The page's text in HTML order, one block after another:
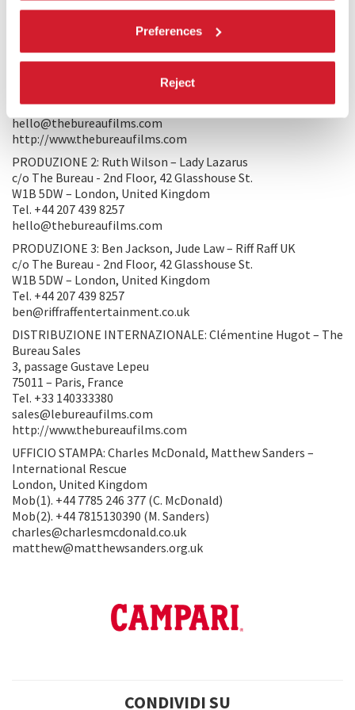
Preferences
Reject
rapporto di una donna con sé stessa.
PRODUZIONE/DISTRIBUZIONE
PRODUZIONE 1: Tristan Goligher – The Bureau
2nd Floor, 42 Glasshouse Street
W1B 5DW – London, United Kingdom
hello@thebureaufilms.com
http://www.thebureaufilms.com
PRODUZIONE 2: Ruth Wilson – Lady Lazarus
c/o The Bureau - 2nd Floor, 42 Glasshouse St.
W1B 5DW – London, United Kingdom
Tel. +44 207 439 8257
hello@thebureaufilms.com
PRODUZIONE 3: Ben Jackson, Jude Law – Riff Raff UK
c/o The Bureau - 2nd Floor, 42 Glasshouse St.
W1B 5DW – London, United Kingdom
Tel. +44 207 439 8257
ben@riffraffentertainment.co.uk
DISTRIBUZIONE INTERNAZIONALE: Clémentine Hugot – The
Bureau Sales
3, passage Gustave Lepeu
75011 – Paris, France
Tel. +33 140333380
sales@lebureaufilms.com
http://www.thebureaufilms.com
UFFICIO STAMPA: Charles McDonald, Matthew Sanders –
International Rescue
London, United Kingdom
Mob(1). +44 7785 246 377 (C. McDonald)
Mob(2). +44 7815130390 (M. Sanders)
charles@charlesmcdonald.co.uk
matthew@matthewsanders.org.uk
CONDIVIDI SU